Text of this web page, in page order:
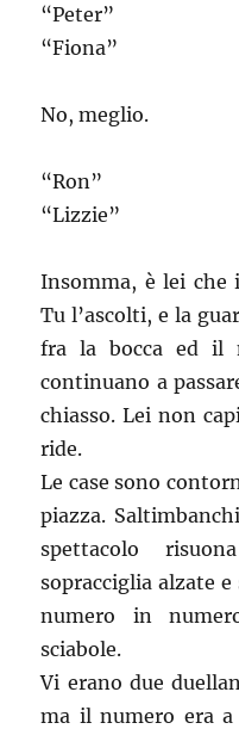
“Peter”
“Fiona”
No, meglio.
“Ron”
“Lizzie”
Insomma, è lei che
Tu l’ascolti, e la
fra la bocca ed il
continuano a
chiasso. Lei non
ride.
Le case sono
piazza.
spettacolo
sopracciglia alzate
numero in
sciabole.
Vi erano due
ma il numero era